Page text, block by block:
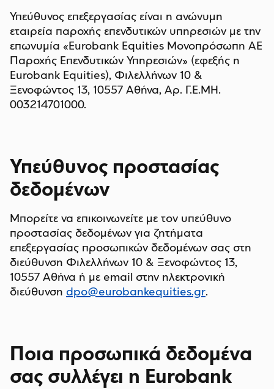
Υπεύθυνος επεξεργασίας είναι η ανώνυμη
εταιρεία παροχής επενδυτικών υπηρεσιών με την
επωνυμία «Eurobank Equities Μονοπρόσωπη ΑΕ
Παροχής Επενδυτικών Υπηρεσιών» (εφεξής η
Eurobank Equities), Φιλελλήνων 10 &
Ξενοφώντος 13, 10557 Αθήνα, Αρ. Γ.Ε.ΜΗ.
003214701000.
Υπεύθυνος προστασίας
δεδομένων
Μπορείτε να επικοινωνείτε με τον υπεύθυνο
προστασίας δεδομένων για ζητήματα
επεξεργασίας προσωπικών δεδομένων σας στη
διεύθυνση Φιλελλήνων 10 & Ξενοφώντος 13,
10557 Αθήνα ή με email στην ηλεκτρονική
διεύθυνση dpo@eurobankequities.gr.
Ποια προσωπικά δεδομένα
σας συλλέγει η Eurobank